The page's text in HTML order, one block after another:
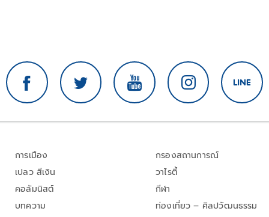
การเมือง
เปลว สีเงิน
คอลัมนิสต์
บทความ
กรองสถานการณ์
วาไรตี้
กีฬา
ท่องเที่ยว – ศิลปวัฒนธรรม